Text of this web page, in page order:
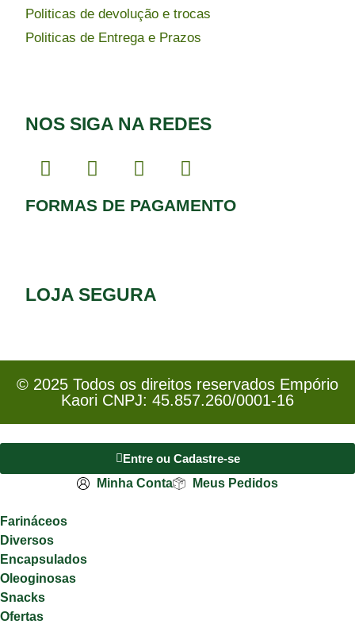
Politicas de devolução e trocas
Politicas de Entrega e Prazos
NOS SIGA NA REDES
FORMAS DE PAGAMENTO
LOJA SEGURA
© 2025 Todos os direitos reservados Empório
Kaori CNPJ: 45.857.260/0001-16
Entre ou Cadastre-se
Minha Conta
Meus Pedidos
Farináceos
Diversos
Encapsulados
Oleoginosas
Snacks
Ofertas